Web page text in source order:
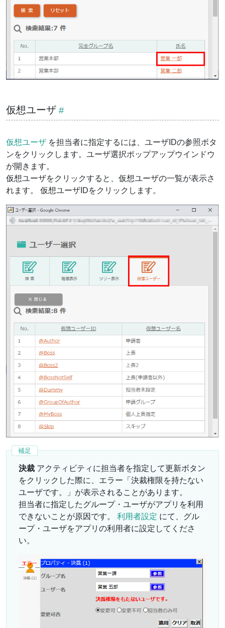
仮想ユーザ
仮想ユーザ を担当者に指定するには、ユーザIDの参照ボタ
ンをクリックします。ユーザ選択ポップアップウインドウ
が開きます。
仮想ユーザをクリックすると、仮想ユーザの一覧が表示さ
れます。 仮想ユーザIDをクリックします。
決裁 アクティビティに担当者を指定して更新ボタン
をクリックした際に、エラー「決裁権限を持たない
ユーザです。」が表示されることがあります。
担当者に指定したグループ・ユーザがアプリを利用
できないことが原因です。 利用者設定 にて、グル
ープ・ユーザをアプリの利用者に設定してくださ
い。